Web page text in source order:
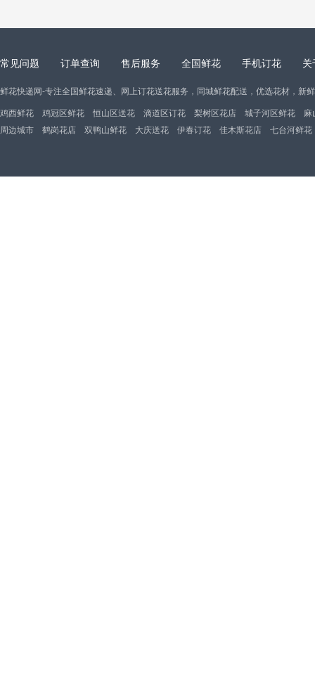
常见问题 订单查询 售后服务 全国鲜花 手机订花 关
鲜花快递网-专注全国鲜花速递、网上订花送花服务，同城鲜花配送，优选花材，新
鸡西鲜花 鸡冠区鲜花 恒山区送花 滴道区订花 梨树区花店 城子河区鲜花
麻
周边城市
鹤岗花店 双鸭山鲜花 大庆送花 伊春订花 佳木斯花店 七台河鲜花